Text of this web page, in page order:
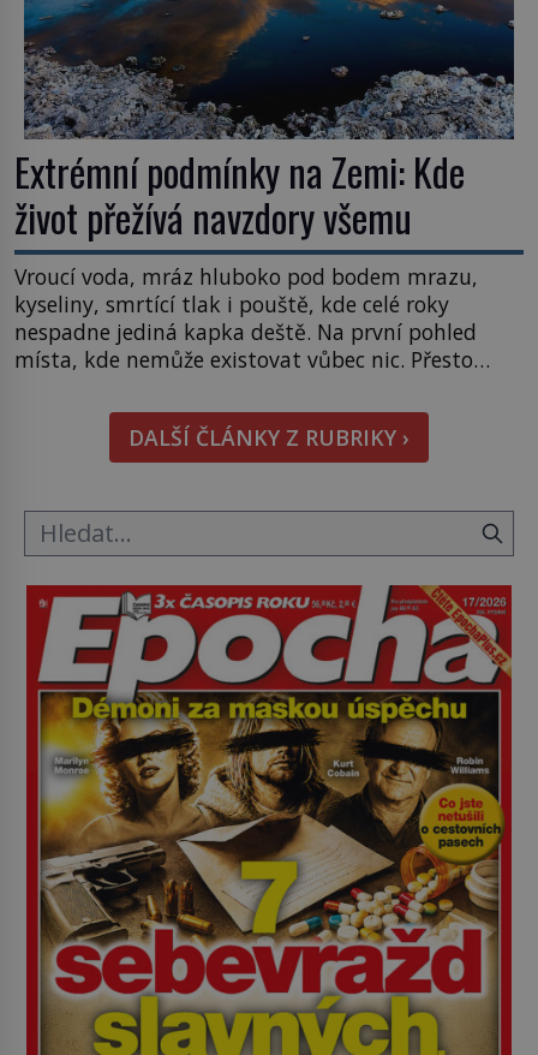
Extrémní podmínky na Zemi: Kde
život přežívá navzdory všemu
Vroucí voda, mráz hluboko pod bodem mrazu,
kyseliny, smrtící tlak i pouště, kde celé roky
nespadne jediná kapka deště. Na první pohled
místa, kde nemůže existovat vůbec nic. Přesto
posouvají hranice života. Každý nový nález mění
naše představy o tom, co všechno dokáže příroda a
napovídá, kde bychom jednou […]
DALŠÍ ČLÁNKY Z RUBRIKY ›